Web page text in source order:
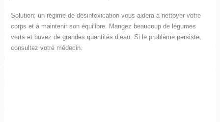
Solution: un régime de désintoxication vous aidera à nettoyer votre
corps et à maintenir son équilibre. Mangez beaucoup de légumes
verts et buvez de grandes quantités d’eau. Si le problème persiste,
consultez votre médecin.